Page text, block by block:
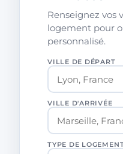
Renseignez vos
logement pour
personnalisé.
VILLE DE DÉPART
VILLE D'ARRIVÉE
TYPE DE